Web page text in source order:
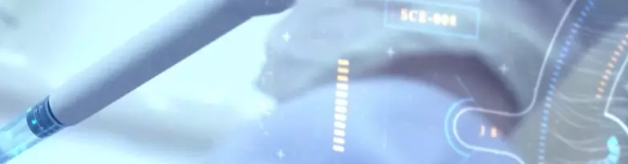
русский
español
português